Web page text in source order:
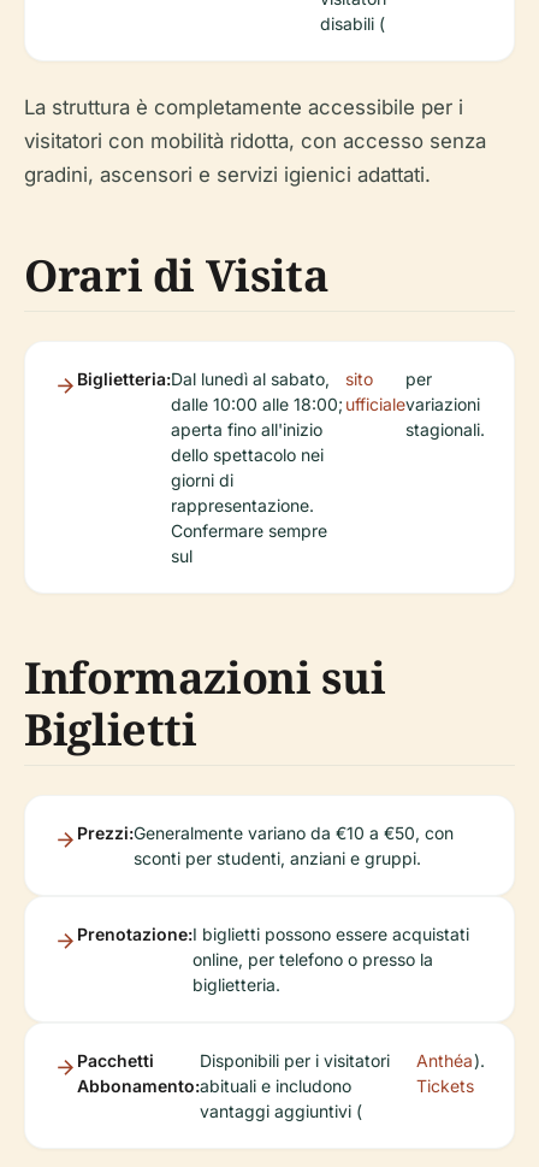
disabili (
La struttura è completamente accessibile per i
visitatori con mobilità ridotta, con accesso senza
gradini, ascensori e servizi igienici adattati.
Orari di Visita
Biglietteria:Dal lunedì al sabato,
dalle 10:00 alle 18:00;
aperta fino all'inizio
dello spettacolo nei
giorni di
rappresentazione.
Confermare sempre
sul
sito
ufficiale
per
variazioni
stagionali.
Informazioni sui
Biglietti
Prezzi:Generalmente variano da €10 a €50, con
sconti per studenti, anziani e gruppi.
Prenotazione:I biglietti possono essere acquistati
online, per telefono o presso la
biglietteria.
Pacchetti
Abbonamento:
Disponibili per i visitatori
abituali e includono
vantaggi aggiuntivi (
Anthéa
Tickets
).